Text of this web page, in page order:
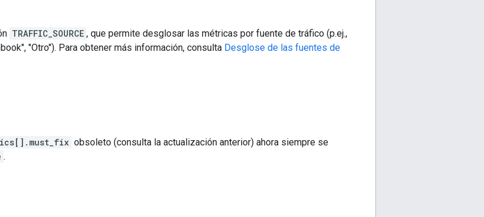
TRAFFIC_SOURCE , que permite desglosar las métricas por fuente de tráfico (p.ej.,
"Otro"). Para obtener más información, consulta Desglose de las fuentes de
obsoleto (consulta la actualización anterior) ahora siempre se
.